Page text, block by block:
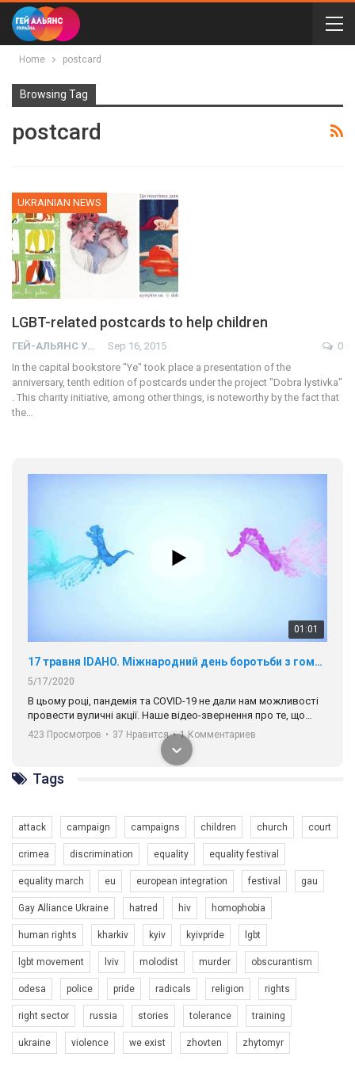
Home postcard
Browsing Tag
postcard
UKRAINIAN NEWS
LGBT-related postcards to help children
ГЕЙ-АЛЬЯНС УКРАИНА Sep 16, 2015
0
In the capital bookstore "Ye" took place a presentation of the
anniversary, tenth edition of postcards under the project "Dobra lystivka"
. This charity initiative, among other things, is noteworthy by the fact that
the…
01:01
17 травня IDAHO. Міжнародний день боротьби з гомофобією трансфобією і біфобія.
5/17/2020
В цьому році, пандемія та COVІD-19 не дали нам можливості
провести вуличні акції. Наше відео-звернення про те, що
навіть коли ми у різних містах та не можемо зустрінеться, ми
разом. Ми закликаємо всіх хто поділяє цінності рівності та
солідарності, приєднатися до нас. Регіональні підрозділи
ГАУ є в 16 областях України.
Разом наш голос лунає гучніше!
423 Просмотров • 37 Нравится • 1 Комментариев
Зупинимо насильство проти ЛГБТ в Україні! Stop violence against LGBT in Ukraine!
6/30/2017
Емоційний та вражаючий промо-ролік на конкурс PACT, який
представляє програму "Гей-альянс Україна" з протидії
насильству проти ЛГБТ в Україні.
1.9K Просмотров • 226 Нравится 5 Комментариев
Tags
attack campaign campaigns children church court
crimea discrimination equality equality festival
equality march eu european integration festival gau
Gay Alliance Ukraine hatred hiv homophobia
human rights kharkiv kyiv kyivpride lgbt
lgbt movement lviv molodist murder obscurantism
odesa police pride radicals religion rights
right sector russia stories tolerance training
ukraine violence we exist zhovten zhytomyr